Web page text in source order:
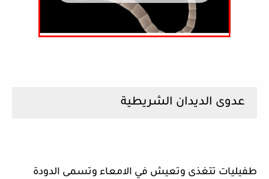
عدوى الديدان الشريطية
طفيليات تتغذى وتعيش في الامعاء وتسمى الدودة